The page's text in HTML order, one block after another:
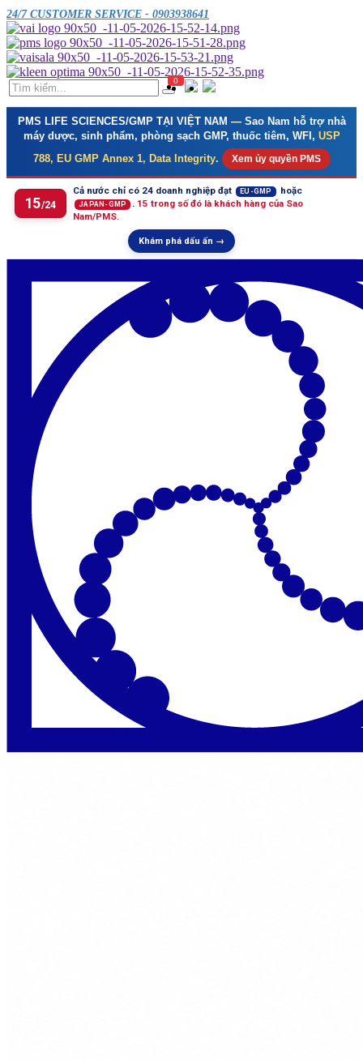
24/7 CUSTOMER SERVICE - 0903938641
0
PMS LIFE SCIENCES/GMP TẠI VIỆT NAM — Sao Nam hỗ trợ nhà
máy dược, sinh phẩm, phòng sạch GMP, thuốc tiêm, WFI, USP
788, EU GMP Annex 1, Data Integrity. Xem ủy quyền PMS
15/24
Cả nước chỉ có 24 doanh nghiệp đạt EU-GMP hoặc
JAPAN-GMP . 15 trong số đó là khách hàng của Sao
Nam/PMS.
Khám phá dấu ấn →